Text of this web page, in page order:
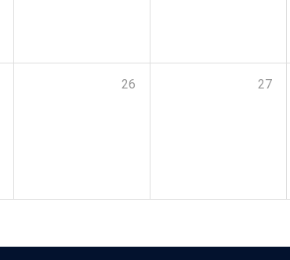
26 27